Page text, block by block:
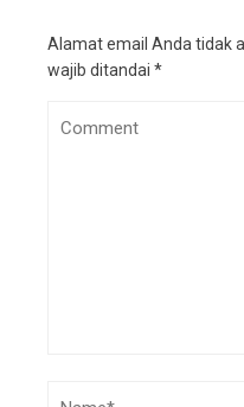
Alamat email Anda tidak
wajib ditandai *